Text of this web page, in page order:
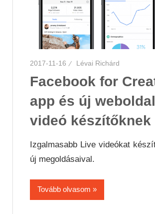
2017-11-16 Lévai Richárd
Facebook for
app és új
videó készítőknek
Izgalmasabb Live videókat
új megoldásaival.
Tovább olvasom